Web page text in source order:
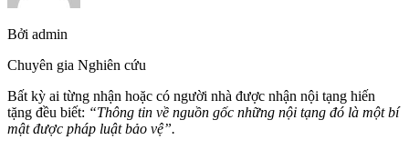
Bởi admin
Chuyên gia Nghiên cứu
Bất kỳ ai từng nhận hoặc có người nhà được nhận nội tạng hiến
tặng đều biết: “Thông tin về nguồn gốc những nội tạng đó là một bí
mật được pháp luật bảo vệ”.